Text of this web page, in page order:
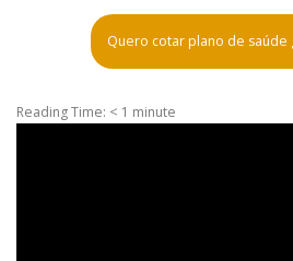
Quero cotar plano de saúde
Reading Time: < 1 minute